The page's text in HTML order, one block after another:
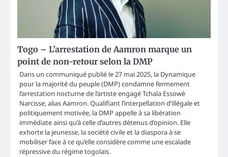
Togo – L’arrestation de Aamron marque un
point de non-retour selon la DMP
Dans un communiqué publié le 27 mai 2025, la Dynamique
pour la majorité du peuple (DMP) condamne fermement
l’arrestation nocturne de l’artiste engagé Tchala Essowè
Narcisse, alias Aamron. Qualifiant l’interpellation d’illégale et
politiquement motivée, la DMP appelle à sa libération
immédiate ainsi qu’à celle d’autres détenus d’opinion. Elle
exhorte la jeunesse, la société civile et la diaspora à se
mobiliser face à ce qu’elle considère comme une escalade
répressive du régime togolais.